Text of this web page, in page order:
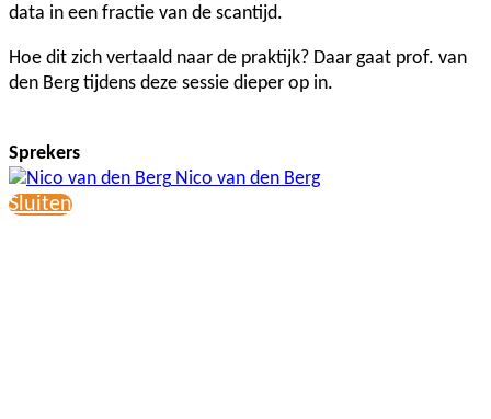
data in een fractie van de scantijd.
Hoe dit zich vertaald naar de praktijk? Daar gaat prof. van
den Berg tijdens deze sessie dieper op in.
Sprekers
Nico van den Berg
Sluiten